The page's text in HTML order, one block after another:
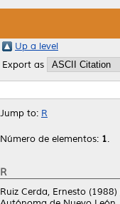
Up a level
Export as
Jump to: R
Número de elementos: 1.
R
Ruiz Cerda, Ernesto (1988)